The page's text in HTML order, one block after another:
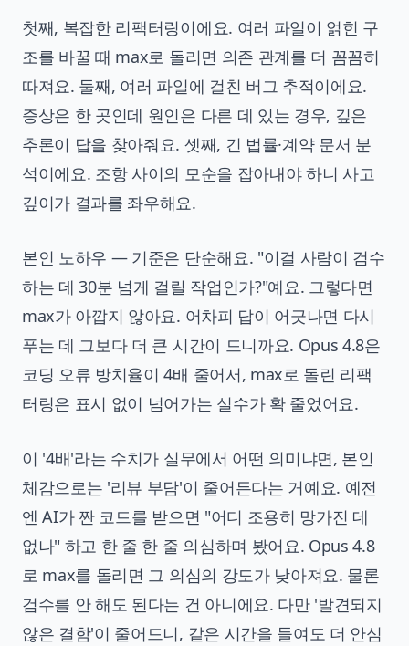
첫째, 복잡한 리팩터링이에요. 여러 파일이 얽힌 구
조를 바꿀 때 max로 돌리면 의존 관계를 더 꼼꼼히
따져요. 둘째, 여러 파일에 걸친 버그 추적이에요.
증상은 한 곳인데 원인은 다른 데 있는 경우, 깊은
추론이 답을 찾아줘요. 셋째, 긴 법률·계약 문서 분
석이에요. 조항 사이의 모순을 잡아내야 하니 사고
깊이가 결과를 좌우해요.
본인 노하우 — 기준은 단순해요. "이걸 사람이 검수
하는 데 30분 넘게 걸릴 작업인가?"예요. 그렇다면
max가 아깝지 않아요. 어차피 답이 어긋나면 다시
푸는 데 그보다 더 큰 시간이 드니까요. Opus 4.8은
코딩 오류 방치율이 4배 줄어서, max로 돌린 리팩
터링은 표시 없이 넘어가는 실수가 확 줄었어요.
이 '4배'라는 수치가 실무에서 어떤 의미냐면, 본인
체감으로는 '리뷰 부담'이 줄어든다는 거예요. 예전
엔 AI가 짠 코드를 받으면 "어디 조용히 망가진 데
없나" 하고 한 줄 한 줄 의심하며 봤어요. Opus 4.8
로 max를 돌리면 그 의심의 강도가 낮아져요. 물론
검수를 안 해도 된다는 건 아니에요. 다만 '발견되지
않은 결함'이 줄어드니, 같은 시간을 들여도 더 안심